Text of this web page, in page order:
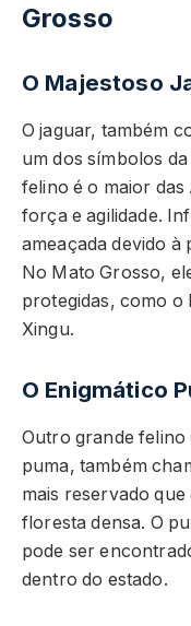
Grosso
O Majestoso
O jaguar, também
um dos símbolos
felino é o maior
força e agilidade.
ameaçada devido à
No Mato Grosso,
protegidas, como o
Xingu.
O Enigmático
Outro grande felino
puma, também
mais reservado
floresta densa. O
pode ser
dentro do estado.